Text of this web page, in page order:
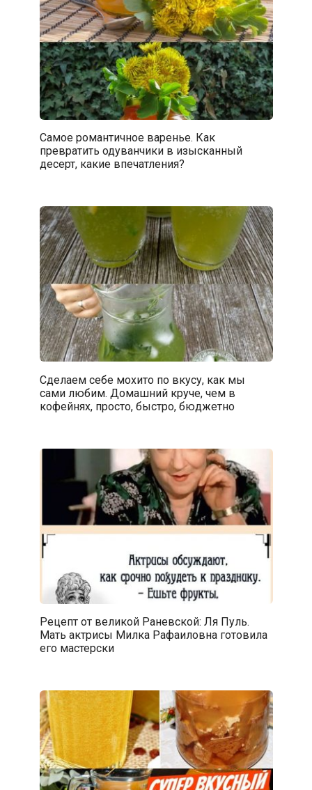
Самое романтичное варенье. Как
превратить одуванчики в изысканный
десерт, какие впечатления?
Сделаем себе мохито по вкусу, как мы
сами любим. Домашний круче, чем в
кофейнях, просто, быстро, бюджетно
Рецепт от великой Раневской: Ля Пуль.
Мать актрисы Милка Рафаиловна готовила
его мастерски